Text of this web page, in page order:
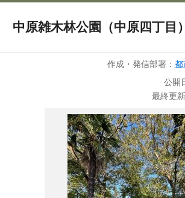
中原雑木林公園（中原四丁目）
作成・発信部署： 都
公開
最終更